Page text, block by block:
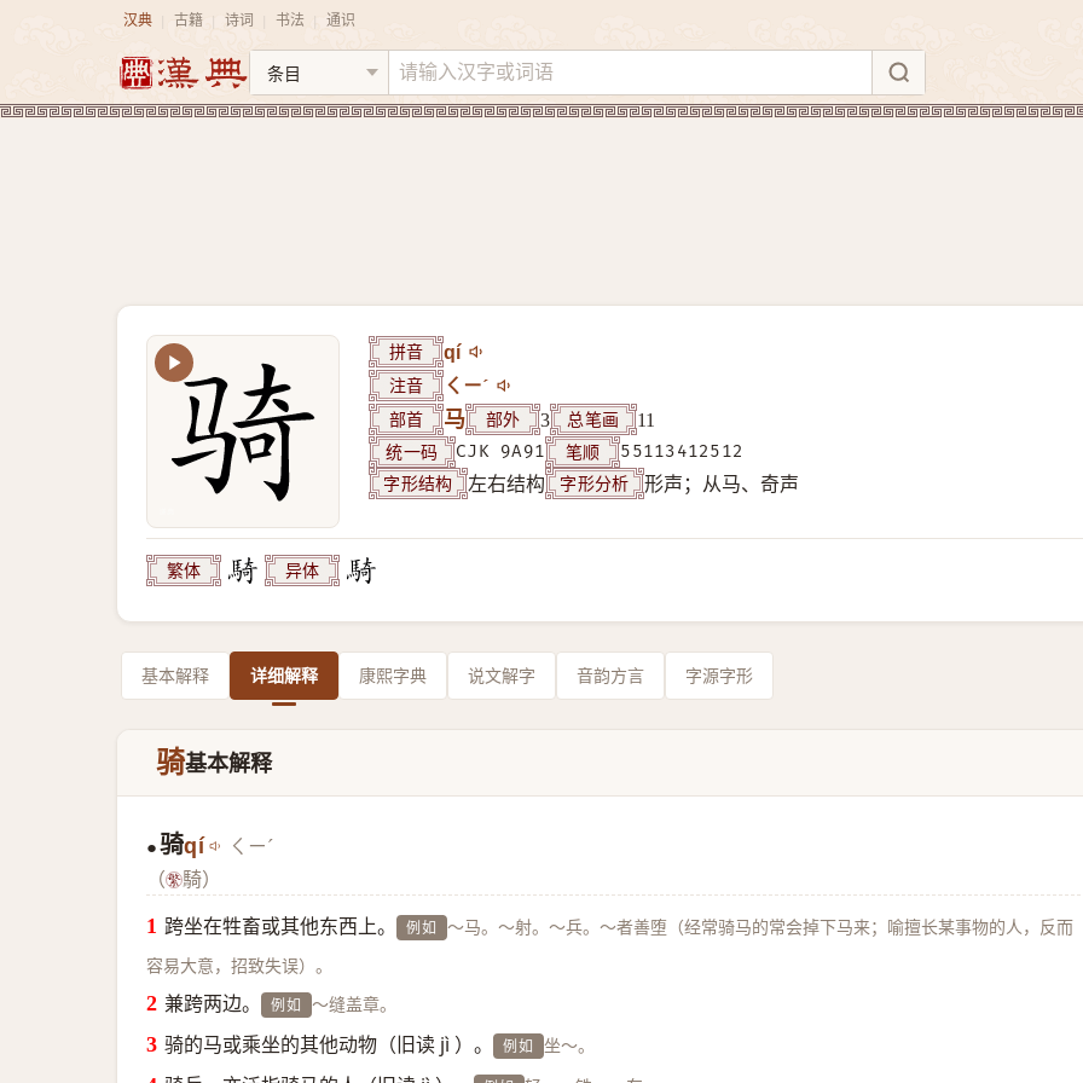
汉典 古籍 诗词 书法 通识
拼音 qí
注音 ㄑㄧˊ
部首 马 部外 3 总笔画 11
统一码 CJK 9A91 笔顺 55113412512
字形结构 左右结构 字形分析 形声；从马、奇声
繁体 异体
基本解释 详细解释 康熙字典 说文解字 音韵方言 字源字形
骑基本解释
● 骑qí ㄑㄧˊ
（
騎）
跨坐在牲畜或其他东西上。 例如 ～马。～射。～兵。～者善堕（经常骑马的常会掉下马来；喻擅长某事物的人，反而
容易大意，招致失误）。
兼跨两边。 例如 ～缝盖章。
骑的马或乘坐的其他动物（旧读 jì ）。 例如 坐～。